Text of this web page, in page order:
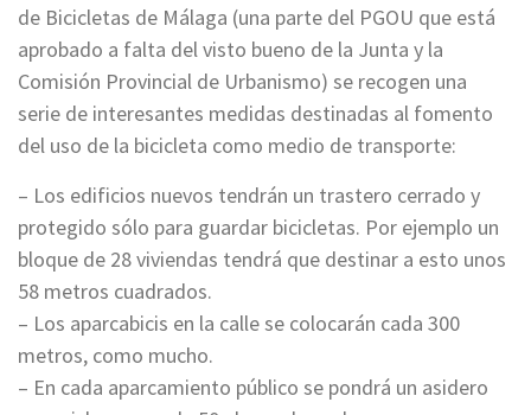
de Bicicletas de Málaga (una parte del PGOU que está
aprobado a falta del visto bueno de la Junta y la
Comisión Provincial de Urbanismo) se recogen una
serie de interesantes medidas destinadas al fomento
del uso de la bicicleta como medio de transporte:
– Los edificios nuevos tendrán un trastero cerrado y
protegido sólo para guardar bicicletas. Por ejemplo un
bloque de 28 viviendas tendrá que destinar a esto unos
58 metros cuadrados.
– Los aparcabicis en la calle se colocarán cada 300
metros, como mucho.
– En cada aparcamiento público se pondrá un asidero